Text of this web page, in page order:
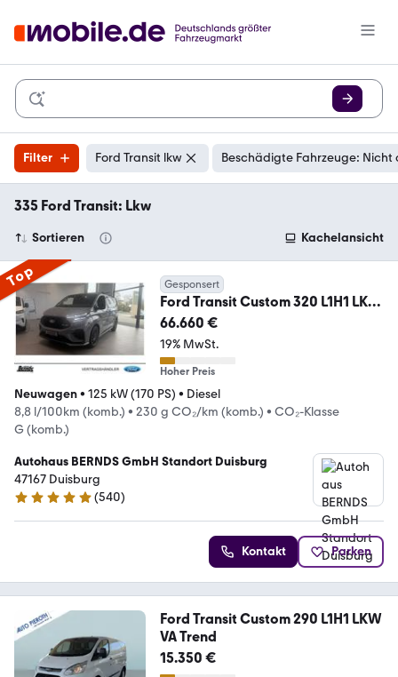
Filter Ford Transit lkw Beschädigte Fahrzeuge: Nicht
335 Ford Transit: Lkw
Sortieren Kachelansicht
Top Gesponsert
Ford Transit Custom 320 L1H1 LKW
4x4 Autm. MS-RT LED
66.660 €
19% MwSt.
Hoher Preis
Neuwagen• 125 kW (170 PS) • Diesel
8,8 l/100km (komb.) • 230 g CO₂/km (komb.) • CO₂-Klasse
G (komb.)
Autohaus BERNDS GmbH Standort Duisburg
47167 Duisburg
4.8 Sterne
(540)
Kontakt Parken
Ford Transit Custom 290 L1H1 LKW
VA Trend
15.350 €